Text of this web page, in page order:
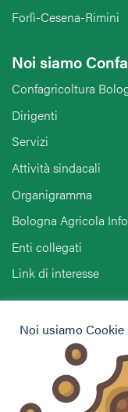
Forlì-Cesena-Rimini
Noi siamo
Confagricoltura
Dirigenti
Servizi
Attività sindacali
Organigramma
Bologna Agricola
Enti collegati
Link di interesse
Vuoi contattarci per
commento o
CONTATTACI
Noi usiamo Cookie